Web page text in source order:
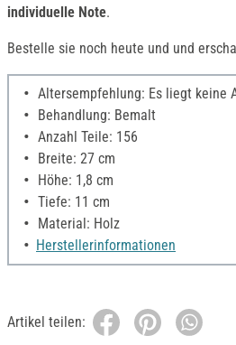
individuelle Note.
Bestelle sie noch heute und und
Altersempfehlung: Es liegt keine
Behandlung: Bemalt
Anzahl Teile: 156
Breite: 27 cm
Höhe: 1,8 cm
Tiefe: 11 cm
Material: Holz
Herstellerinformationen
Artikel teilen: